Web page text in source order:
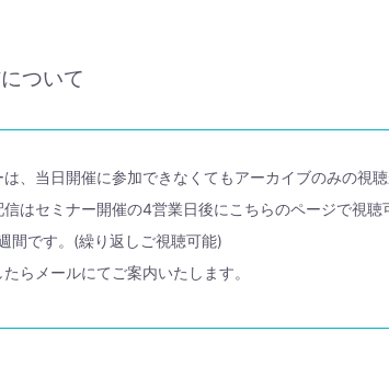
ついて
、当日開催に参加できなくてもアーカイブのみの視聴
はセミナー開催の4営業日後にこちらのページで視聴
間です。(繰り返しご視聴可能)
らメールにてご案内いたします。